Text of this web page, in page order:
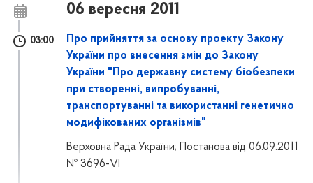
06 вересня 2011
03:00
Про прийняття за основу проекту Закону
України про внесення змін до Закону
України "Про державну систему біобезпеки
при створенні, випробуванні,
транспортуванні та використанні генетично
модифікованих організмів"
Верховна Рада України; Постанова від 06.09.2011
№ 3696-VI